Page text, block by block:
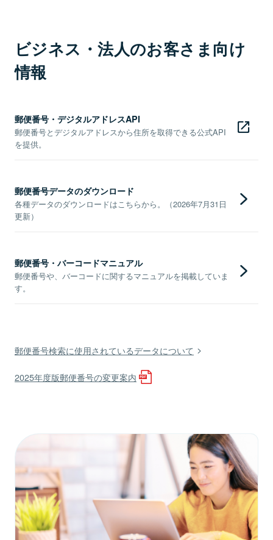
ビジネス・法人のお客さま向け
情報
郵便番号・デジタルアドレスAPI
郵便番号とデジタルアドレスから住所を取得できる公式API
を提供。
郵便番号データのダウンロード
各種データのダウンロードはこちらから。（2026年7月31日
更新）
郵便番号・バーコードマニュアル
郵便番号や、バーコードに関するマニュアルを掲載していま
す。
郵便番号検索に使用されているデータについて
2025年度版郵便番号の変更案内